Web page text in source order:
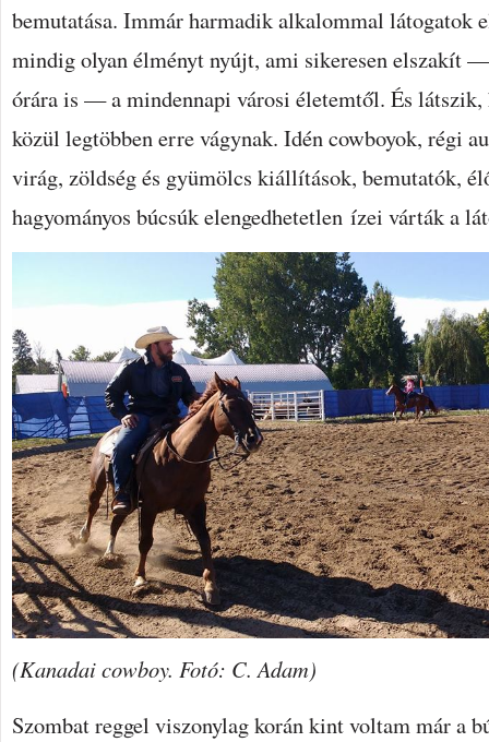
bemutatása. Immár harmadik alkalommal látogatok
mindig olyan élményt nyújt, ami sikeresen elszakít —
órára is — a mindennapi városi életemtől. És látszik,
közül legtöbben erre vágynak. Idén cowboyok, régi
virág, zöldség és gyümölcs kiállítások, bemutatók,
hagyományos búcsúk elengedhetetlen ízei várták a
(Kanadai cowboy. Fotó: C. Adam)
Szombat reggel viszonylag korán kint voltam már a